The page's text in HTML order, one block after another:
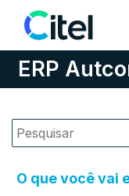
Pular para o
ERP
O que você vai